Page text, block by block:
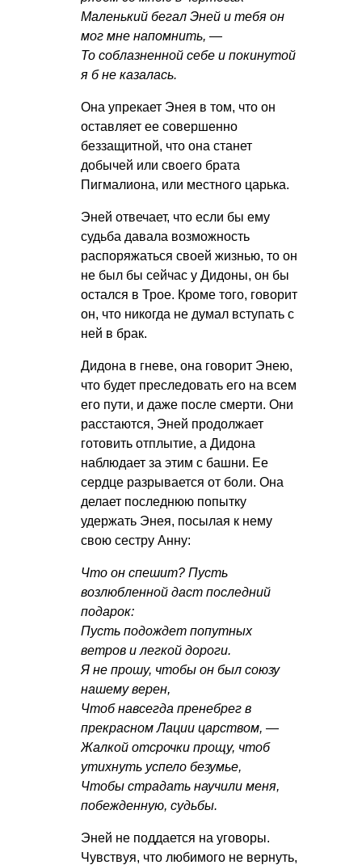
Маленький бегал Эней и тебя он
мог мне напомнить, —
То соблазненной себе и покинутой
я б не казалась.
Она упрекает Энея в том, что он
оставляет ее совершенно
беззащитной, что она станет
добычей или своего брата
Пигмалиона, или местного царька.
Эней отвечает, что если бы ему
судьба давала возможность
распоряжаться своей жизнью, то он
не был бы сейчас у Дидоны, он бы
остался в Трое. Кроме того, говорит
он, что никогда не думал вступать с
ней в брак.
Дидона в гневе, она говорит Энею,
что будет преследовать его на всем
его пути, и даже после смерти. Они
расстаются, Эней продолжает
готовить отплытие, а Дидона
наблюдает за этим с башни. Ее
сердце разрывается от боли. Она
делает последнюю попытку
удержать Энея, посылая к нему
свою сестру Анну:
Что он спешит? Пусть
возлюбленной даст последний
подарок:
Пусть подождет попутных
ветров и легкой дороги.
Я не прошу, чтобы он был союзу
нашему верен,
Чтоб навсегда пренебрег в
прекрасном Лации царством, —
Жалкой отсрочки прощу, чтоб
утихнуть успело безумье,
Чтобы страдать научили меня,
побежденную, судьбы.
Эней не поддается на уговоры.
Чувствуя, что любимого не вернуть,